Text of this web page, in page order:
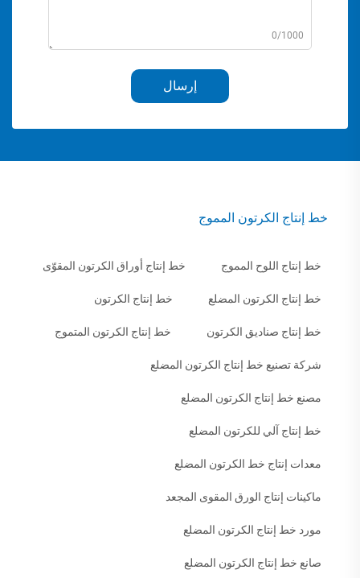
0/1000
إرسال
خط إنتاج الكرتون المموج
خط إنتاج اللوح المموج خط إنتاج أوراق الكرتون المقوّى
خط إنتاج الكرتون المضلع خط إنتاج الكرتون
خط إنتاج صناديق الكرتون خط إنتاج الكرتون المتموج
شركة تصنيع خط إنتاج الكرتون المضلع
مصنع خط إنتاج الكرتون المضلع
خط إنتاج آلي للكرتون المضلع
معدات إنتاج خط الكرتون المضلع
ماكينات إنتاج الورق المقوى المجعد
مورد خط إنتاج الكرتون المضلع
صانع خط إنتاج الكرتون المضلع